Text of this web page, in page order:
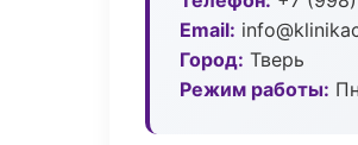
Email:
Город: Тверь
Режим работы: